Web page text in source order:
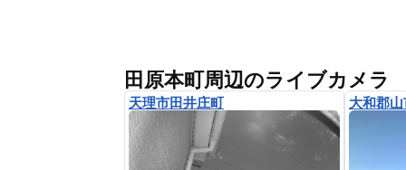
田原本町周辺のライブカメラ
天理市田井庄町 大和郡